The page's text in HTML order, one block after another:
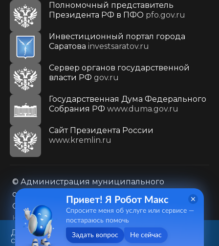
Полномочный представитель
Президента РФ в ПФО pfo.gov.ru
Инвестиционный портал города
Саратова investsaratov.ru
Сервер органов государственной
власти РФ gov.ru
Государственная Дума Федерального
Собрания РФ www.duma.gov.ru
Cайт Президента России
www.kremlin.ru
© Администрация муниципального
образования городского округа «Город
Саратов»
Контакты
Карта сайта
Политика в отношении обработки
персональных данных
Данный веб-сайт использует
cookie-файлы в целях
Привет! Я Робот Макс
Спросите меня об услуге или сервисе —
постараюсь помочь
Задать вопрос Не сейчас